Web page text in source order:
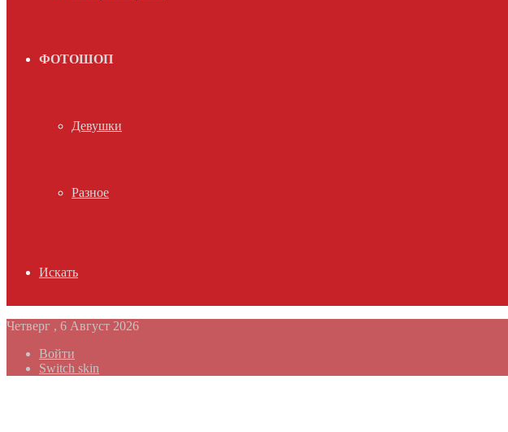
ФОТОШОП
Девушки
Разное
Искать
Четверг , 6 Август 2026
Войти
Switch skin